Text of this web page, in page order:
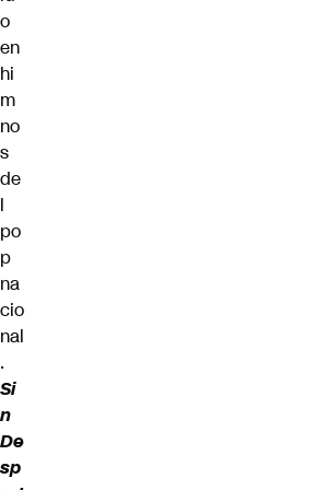
o
en
hi
m
no
s
de
l
po
p
na
cio
nal
.
Si
n
De
sp